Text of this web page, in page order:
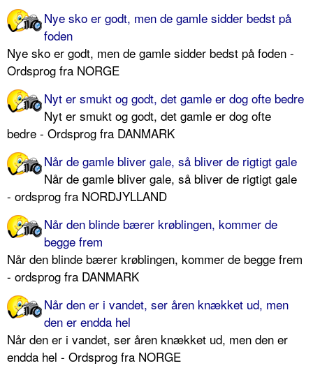
Nye sko er godt, men de gamle sidder bedst på
foden
Nye sko er godt, men de gamle sidder bedst på foden -
Ordsprog fra NORGE
Nyt er smukt og godt, det gamle er dog ofte bedre
Nyt er smukt og godt, det gamle er dog ofte
bedre - Ordsprog fra DANMARK
Når de gamle bliver gale, så bliver de rigtigt gale
Når de gamle bliver gale, så bliver de rigtigt gale
- ordsprog fra NORDJYLLAND
Når den blinde bærer krøblingen, kommer de
begge frem
Når den blinde bærer krøblingen, kommer de begge frem
- ordsprog fra DANMARK
Når den er i vandet, ser åren knækket ud, men
den er endda hel
Når den er i vandet, ser åren knækket ud, men den er
endda hel - Ordsprog fra NORGE